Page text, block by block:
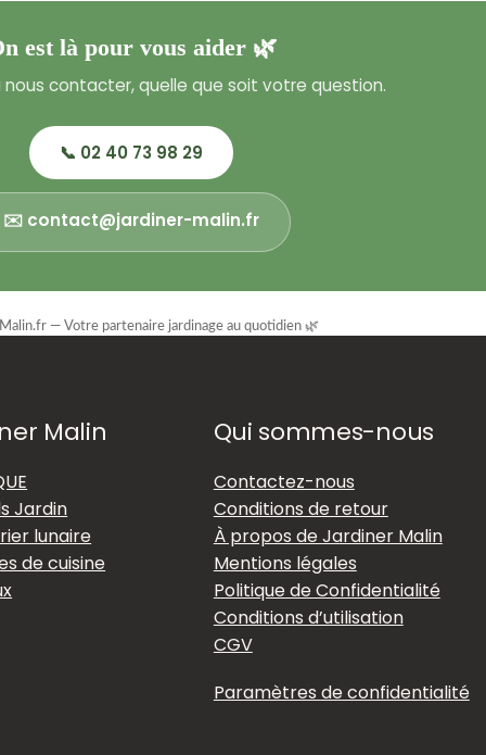
est là pour vous aider 🌿
nous contacter, quelle que soit votre question.
📞 02 40 73 98 29
✉️ contact@jardiner-malin.fr
— Votre partenaire jardinage au quotidien 🌿
Malin
Jardin
lunaire
de cuisine
Qui sommes-nous
Contactez-nous
Conditions de retour
À propos de Jardiner Malin
Mentions légales
Politique de Confidentialité
Conditions d’utilisation
CGV
Paramètres de confidentialité